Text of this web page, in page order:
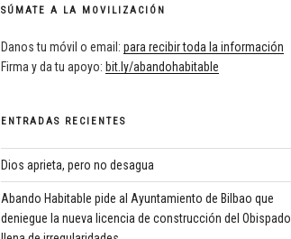
SÚMATE A LA MOVILIZACIÓN
Danos tu móvil o email: para recibir toda la información
Firma y da tu apoyo: bit.ly/abandohabitable
ENTRADAS RECIENTES
Dios aprieta, pero no desagua
Abando Habitable pide al Ayuntamiento de Bilbao que
deniegue la nueva licencia de construcción del Obispado